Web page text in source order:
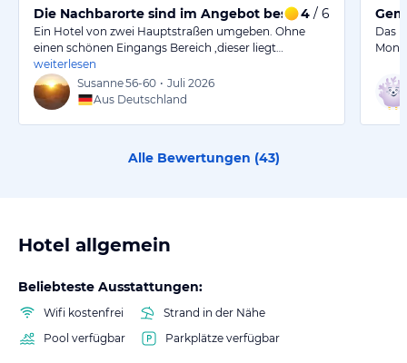
Die Nachbarorte sind im Angebot besser4 / 6
Ein Hotel von zwei Hauptstraßen umgeben. Ohne
einen schönen Eingangs Bereich ,dieser liegt…
weiterlesen
Susanne56-60 • Juli 2026
Aus Deutschland
Das
Alle Bewertungen (43)
Hotel allgemein
Beliebteste Ausstattungen:
Wifi kostenfrei
Strand in der Nähe
Pool verfügbar
Parkplätze verfügbar